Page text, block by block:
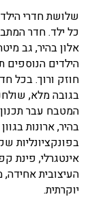
שלושת חדרי
כל ילד. חדר
אלון בהיר, גב
הילדים הנוספים
חוזק ורוך. בכל
בגובה מלא,
המטבח עבר
בהיר, ארונות
בפונקציונליות
אינטגרלי,
העיצובית
יוקרתית.